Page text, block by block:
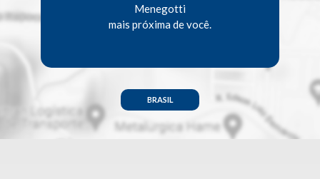
Menegotti
mais próxima de você.
BRASIL